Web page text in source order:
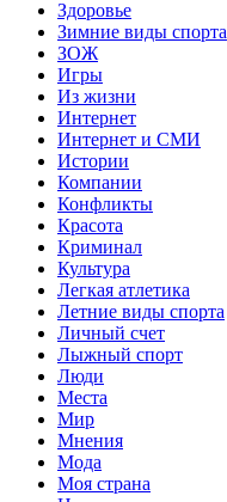
Здоровье
Зимние виды спорта
ЗОЖ
Игры
Из жизни
Интернет
Интернет и СМИ
Истории
Компании
Конфликты
Красота
Криминал
Культура
Легкая атлетика
Летние виды спорта
Личный счет
Лыжный спорт
Люди
Места
Мир
Мнения
Мода
Моя страна